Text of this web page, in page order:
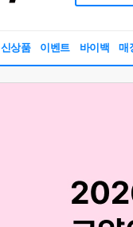
신상품 이벤트 바이백 매